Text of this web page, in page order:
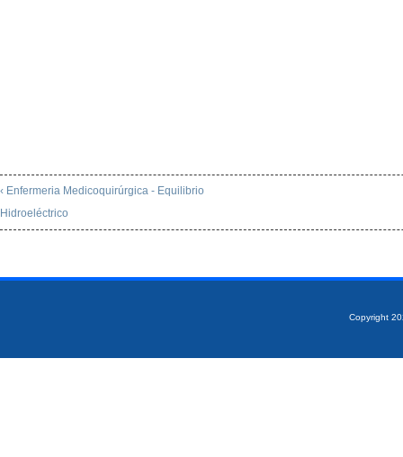
‹ Enfermeria Medicoquirúrgica - Equilibrio
Hidroeléctrico
Copyright